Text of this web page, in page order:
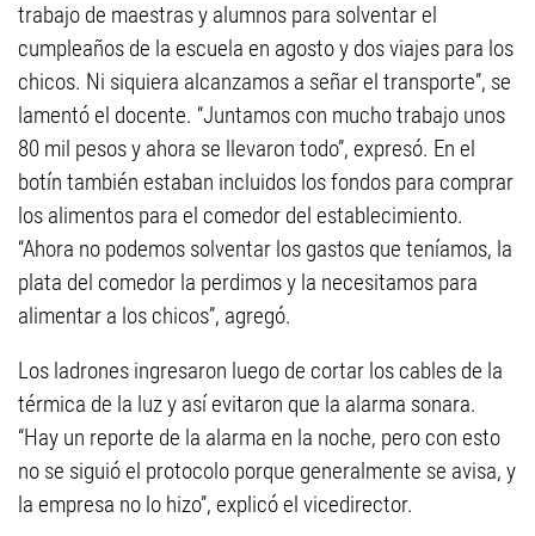
trabajo de maestras y alumnos para solventar el
cumpleaños de la escuela en agosto y dos viajes para los
chicos. Ni siquiera alcanzamos a señar el transporte”, se
lamentó el docente. “Juntamos con mucho trabajo unos
80 mil pesos y ahora se llevaron todo”, expresó. En el
botín también estaban incluidos los fondos para comprar
los alimentos para el comedor del establecimiento.
“Ahora no podemos solventar los gastos que teníamos, la
plata del comedor la perdimos y la necesitamos para
alimentar a los chicos”, agregó.
Los ladrones ingresaron luego de cortar los cables de la
térmica de la luz y así evitaron que la alarma sonara.
“Hay un reporte de la alarma en la noche, pero con esto
no se siguió el protocolo porque generalmente se avisa, y
la empresa no lo hizo”, explicó el vicedirector.